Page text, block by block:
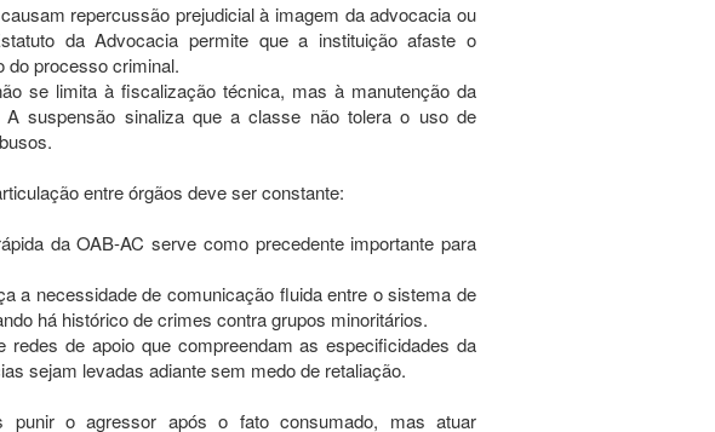
repercussão prejudicial à imagem da advocacia ou
da Advocacia permite que a instituição afaste o
do processo criminal.
se limita à fiscalização técnica, mas à manutenção da
A suspensão sinaliza que a classe não tolera o uso de
entre órgãos deve ser constante:
da OAB-AC serve como precedente importante para
a necessidade de comunicação fluida entre o sistema de
há histórico de crimes contra grupos minoritários.
redes de apoio que compreendam as especificidades da
sejam levadas adiante sem medo de retaliação.
o agressor após o fato consumado, mas atuar